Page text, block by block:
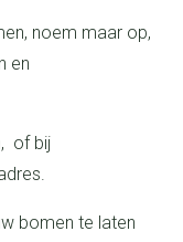
noem maar op,
en
of bij
bomen te laten